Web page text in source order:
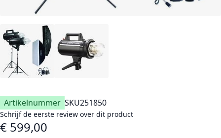
Artikelnummer SKU251850
Schrijf de eerste review over dit product
€ 599,00